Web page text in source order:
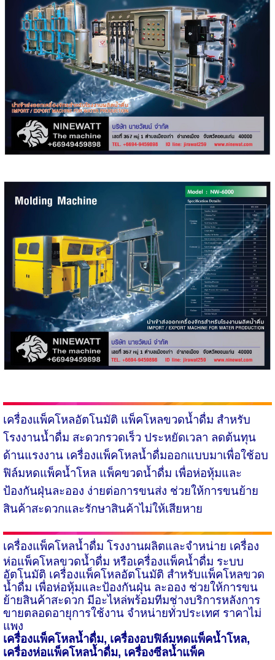
เครื่องแพ็คโหลอัตโนมัติ แพ็คโหลขวดน้ำดื่ม สำหรับ
โรงงานน้ำดื่ม สะดวกรวดเร็ว ประหยัดเวลา ลดต้นทุน
ด้านแรงงาน เครื่องแพ็คโหลน้ำดื่มออกแบบมาเพื่อใช้อบ
ฟิล์มหดแพ็คน้ำโหล แพ็คขวดน้ำดื่ม เพื่อห่อหุ้มและ
ป้องกันฝุ่นละออง ง่ายต่อการขนส่ง ช่วยให้การขนย้าย
สินค้าสะดวกและรักษาสินค้าไม่ให้เสียหาย
เครื่องแพ็คโหลน้ำดื่ม โรงงานผลิตและจำหน่าย เครื่อง
ห่อแพ็คโหลขวดน้ำดื่ม หรือเครื่องแพ็คน้ำดื่ม ระบบ
อัตโนมัติ เครื่องแพ็คโหลอัตโนมัติ สำหรับแพ็คโหลขวด
น้ำดื่ม เพื่อห่อหุ้มและป้องกันฝุ่น ละออง ช่วยให้การขน
ย้ายสินค้าสะดวก มีอะไหล่พร้อมทีมช่างบริการหลังการ
ขายตลอดอายุการใช้งาน จำหน่ายทั่วประเทศ ราคาไม่
แพง
เครื่องแพ็คโหลน้ำดื่ม, เครื่องอบฟิล์มหดแพ็คน้ำโหล,
เครื่องห่อแพ็คโหลน้ำดื่ม, เครื่องซีลน้ำแพ็ค